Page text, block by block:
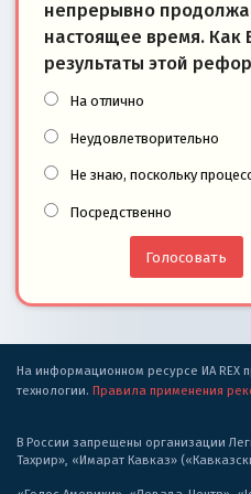
непрерывно
настоящее время. Как
результаты этой
На отлично
Неудовлетворительно
Не знаю, поскольку
Посредственно
На информационном ресурсе ИА REX
технологии. Правила применения
В России запрещены организации
Тахрир», «Имарат Кавказ»